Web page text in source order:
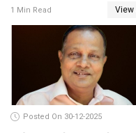
പിടികൂടി പൊലീസ്
1 Min Read View
Posted On 30-12-2025